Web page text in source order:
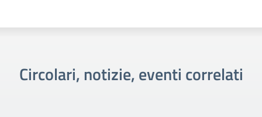
Circolari, notizie, eventi correlati